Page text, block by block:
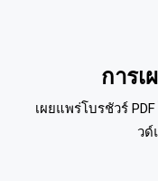
การเ
เผยแพร่โบรชัวร์
วด์